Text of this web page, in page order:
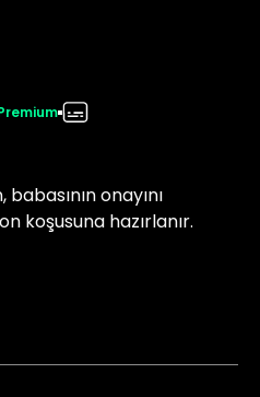
onayını
koşusuna hazırlanır.